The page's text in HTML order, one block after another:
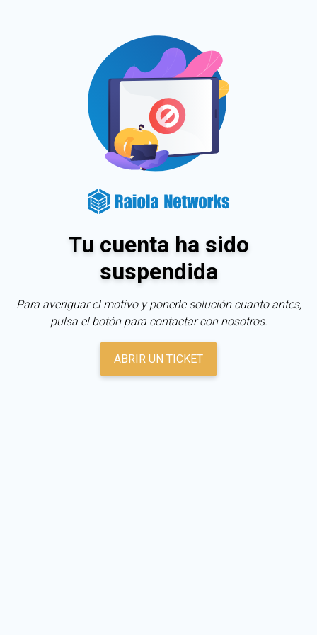
Tu cuenta ha sido
suspendida
Para averiguar el motivo y ponerle solución cuanto antes,
pulsa el botón para contactar con nosotros.
ABRIR UN TICKET